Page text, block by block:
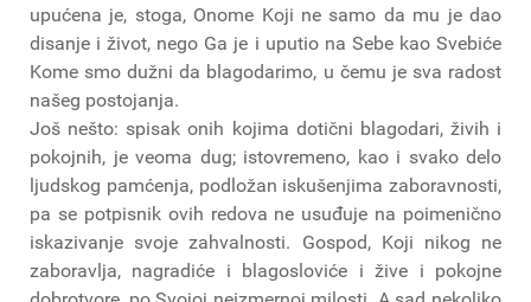
upućena je, stoga, Onome Koji ne samo da mu je dao
disanje i život, nego Ga je i uputio na Sebe kao Svebiće
Kome smo dužni da blagodarimo, u čemu je sva radost
našeg postojanja.
Još nešto: spisak onih kojima dotični blagodari, živih i
pokojnih, je veoma dug; istovremeno, kao i svako delo
ljudskog pamćenja, podložan iskušenjima zaboravnosti,
pa se potpisnik ovih redova ne usuđuje na poimenično
iskazivanje svoje zahvalnosti. Gospod, Koji nikog ne
zaboravlja, nagradiće i blagosloviće i žive i pokojne